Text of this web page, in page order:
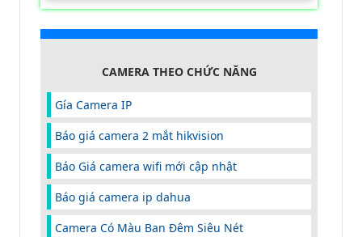
CAMERA THEO CHỨC NĂNG
Gía Camera IP
Báo giá camera 2 mắt hikvision
Báo Giá camera wifi mới cập nhật
Báo giá camera ip dahua
Camera Có Màu Ban Đêm Siêu Nét